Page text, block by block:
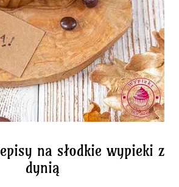
na słodkie wypieki z
dynią